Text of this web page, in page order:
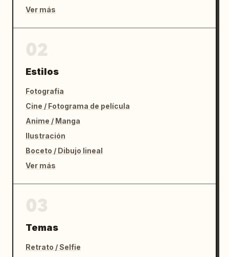
Ver más
Estilos
Fotografía
Cine / Fotograma de película
Anime / Manga
Ilustración
Boceto / Dibujo lineal
Ver más
Temas
Retrato / Selfie